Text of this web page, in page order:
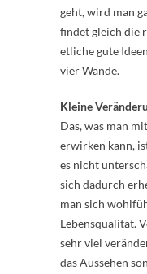
geht, wird man
findet gleich die
etliche gute
vier Wände.
Kleine
Das, was man
erwirken kann,
es nicht
sich dadurch
man sich
Lebensqualität.
sehr viel
das Aussehen